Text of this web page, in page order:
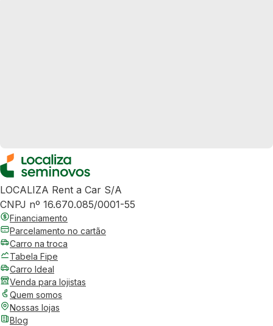
LOCALIZA Rent a Car S/A
CNPJ nº 16.670.085/0001-55
Financiamento
Parcelamento no cartão
Carro na troca
Tabela Fipe
Carro Ideal
Venda para lojistas
Quem somos
Nossas lojas
Blog